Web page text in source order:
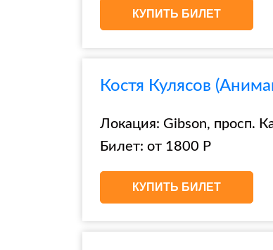
КУПИТЬ БИЛЕТ
Костя Кулясов
Локация: Gibson, просп.
Билет: от 1800 Р
КУПИТЬ БИЛЕТ